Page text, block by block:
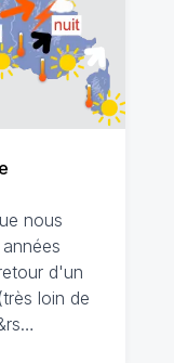
nous
d'un
loin de